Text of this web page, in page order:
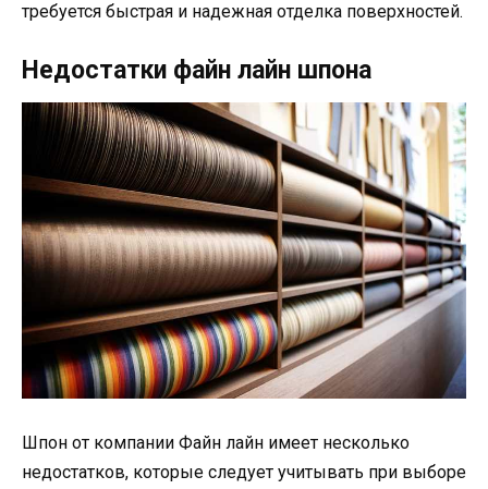
требуется быстрая и надежная отделка поверхностей.
Недостатки файн лайн шпона
Шпон от компании Файн лайн имеет несколько
недостатков, которые следует учитывать при выборе